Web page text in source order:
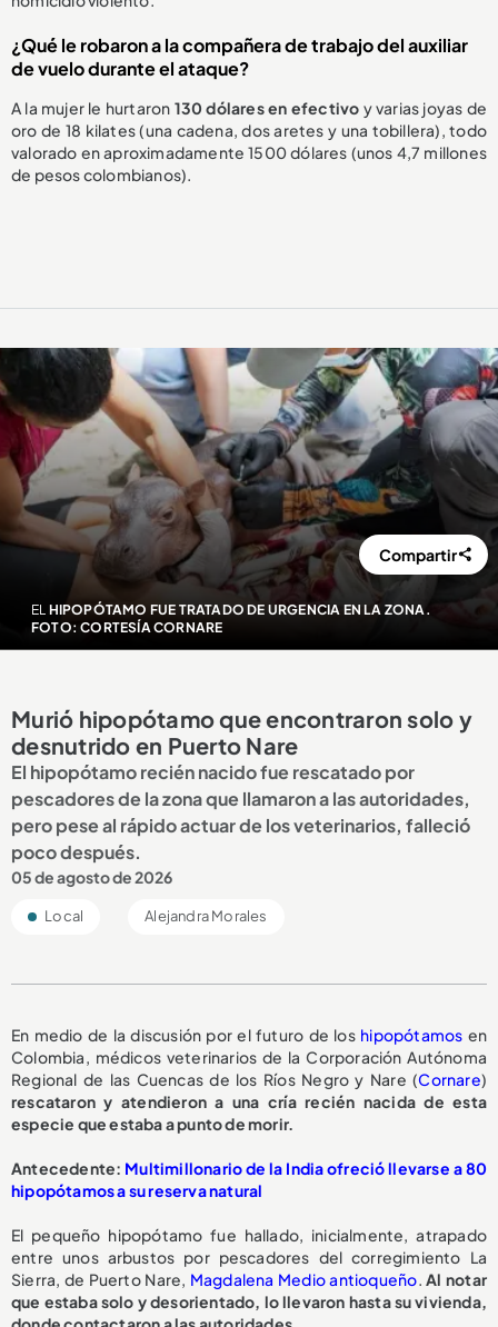
¿Qué le robaron a la compañera de trabajo del auxiliar
de vuelo durante el ataque?
A la mujer le hurtaron 130 dólares en efectivo y varias joyas de
oro de 18 kilates (una cadena, dos aretes y una tobillera), todo
valorado en aproximadamente 1500 dólares (unos 4,7 millones
de pesos colombianos).
EL HIPOPÓTAMO FUE TRATADO DE URGENCIA EN LA ZONA.
FOTO: CORTESÍA CORNARE
Compartir
Murió hipopótamo que encontraron solo y
desnutrido en Puerto Nare
El hipopótamo recién nacido fue rescatado por
pescadores de la zona que llamaron a las autoridades,
pero pese al rápido actuar de los veterinarios, falleció
poco después.
05 de agosto de 2026
Local Alejandra Morales
En medio de la discusión por el futuro de los hipopótamos en
Colombia, médicos veterinarios de la Corporación Autónoma
Regional de las Cuencas de los Ríos Negro y Nare (Cornare)
rescataron y atendieron a una cría recién nacida de esta
especie que estaba a punto de morir.
Antecedente: Multimillonario de la India ofreció llevarse a 80
hipopótamos a su reserva natural
El pequeño hipopótamo fue hallado, inicialmente, atrapado
entre unos arbustos por pescadores del corregimiento La
Sierra, de Puerto Nare, Magdalena Medio antioqueño.Al notar
que estaba solo y desorientado, lo llevaron hasta su vivienda,